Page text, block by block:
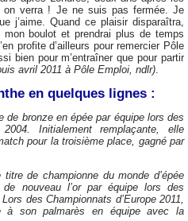
on verra ! Je ne suis pas fermée. Je
j’aime. Quand ce plaisir disparaîtra,
mon boulot et prendrai plus de temps
profite d’ailleurs pour remercier Pôle
bien pour m’entraîner que pour partir
avril 2011 à Pôle Emploi, ndlr)
en quelques lignes :
de bronze en épée par équipe lors des
Initialement remplaçante, elle
pour la troisième place, gagné par
de championne du monde d’épée
nouveau l’or par équipe lors des
des Championnats d’Europe 2011,
à son palmarès en équipe avec la